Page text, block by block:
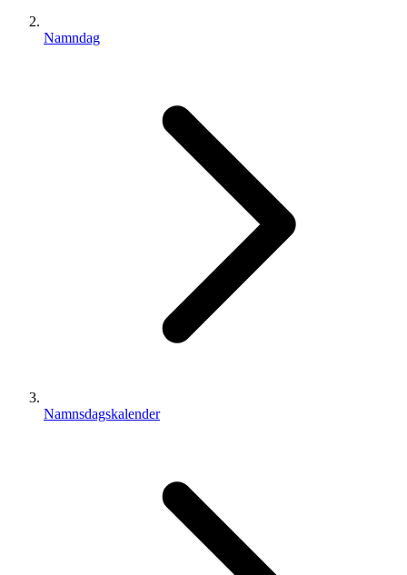
Namndag
Namnsdagskalender